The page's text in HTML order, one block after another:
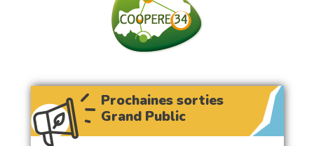
Prochaines sorties
Grand Public